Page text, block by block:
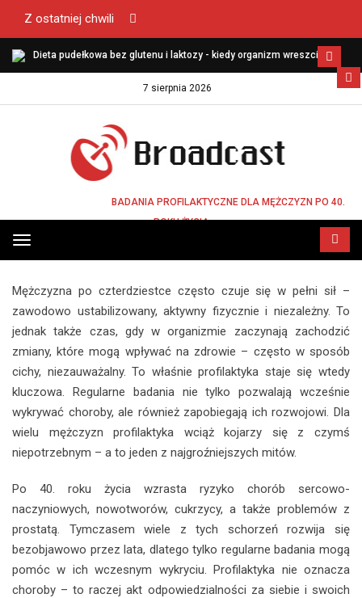
Z ostatniej chwili
Dieta pudełkowa bez glutenu i laktozy - kiedy organizm wreszcie
7 sierpnia 2026
Przełącz
menu
BADANIA PROFILAKTYCZNE DLA MĘŻCZYZN PO 40.
ROKU ŻYCIA
BADANIA PROFILAKTYCZNE DLA MĘŻCZYZN
PO 40. ROKU ŻYCIA
Mężczyzna po czterdziestce często czuje się w pełni sił –
zawodowo ustabilizowany, aktywny fizycznie i niezależny. To
jednak także czas, gdy w organizmie zaczynają zachodzić
zmiany, które mogą wpływać na zdrowie – często w sposób
cichy, niezauważalny. To właśnie profilaktyka staje się wtedy
kluczowa. Regularne badania nie tylko pozwalają wcześnie
wykrywać choroby, ale również zapobiegają ich rozwojowi. Dla
wielu mężczyzn profilaktyka wciąż kojarzy się z czymś
niepotrzebnym – a to jeden z najgroźniejszych mitów.
Po 40. roku życia wzrasta ryzyko chorób sercowo-
naczyniowych, nowotworów, cukrzycy, a także problemów z
prostatą. Tymczasem wiele z tych schorzeń rozwija się
bezobjawowo przez lata, dlatego tylko regularne badania mogą
pomóc w ich wczesnym wykryciu. Profilaktyka nie oznacza
choroby – to raczej akt odpowiedzialności za siebie i swoich